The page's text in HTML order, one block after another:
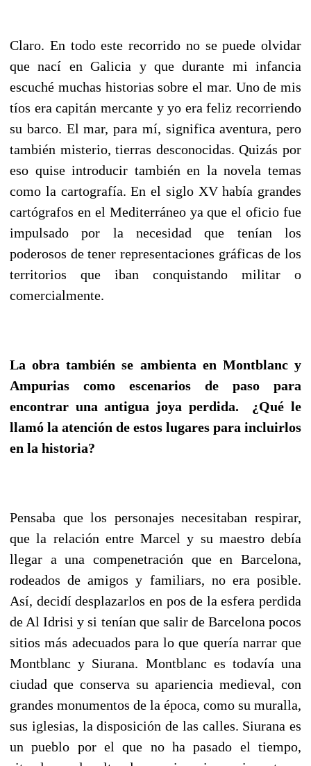
Claro. En todo este recorrido no se puede olvidar
que nací en Galicia y que durante mi infancia
escuché muchas historias sobre el mar. Uno de mis
tíos era capitán mercante y yo era feliz recorriendo
su barco. El mar, para mí, significa aventura, pero
también misterio, tierras desconocidas. Quizás por
eso quise introducir también en la novela temas
como la cartografía. En el siglo XV había grandes
cartógrafos en el Mediterráneo ya que el oficio fue
impulsado por la necesidad que tenían los
poderosos de tener representaciones gráficas de los
territorios que iban conquistando militar o
comercialmente.
La obra también se ambienta en Montblanc y
Ampurias como escenarios de paso para
encontrar una antigua joya perdida. ¿Qué le
llamó la atención de estos lugares para incluirlos
en la historia?
Pensaba que los personajes necesitaban respirar,
que la relación entre Marcel y su maestro debía
llegar a una compenetración que en Barcelona,
rodeados de amigos y familiars, no era posible.
Así, decidí desplazarlos en pos de la esfera perdida
de Al Idrisi y si tenían que salir de Barcelona pocos
sitios más adecuados para lo que quería narrar que
Montblanc y Siurana. Montblanc es todavía una
ciudad que conserva su apariencia medieval, con
grandes monumentos de la época, como su muralla,
sus iglesias, la disposición de las calles. Siurana es
un pueblo por el que no ha pasado el tiempo,